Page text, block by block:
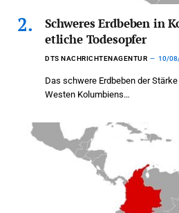
Schweres Erdbeben in
etliche Todesopfer
DTS NACHRICHTENAGENTUR 10/
Das schwere Erdbeben der
Westen Kolumbiens…